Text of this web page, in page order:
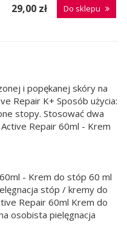
29,00 zł Do sklepu
i popękanej skóry na
Repair K+ Sposób użycia:
stopy. Stosować dwa
Repair 60ml - Krem
- Krem do stóp 60 ml
stóp / kremy do
Repair 60ml Krem do
osobista pielęgnacja